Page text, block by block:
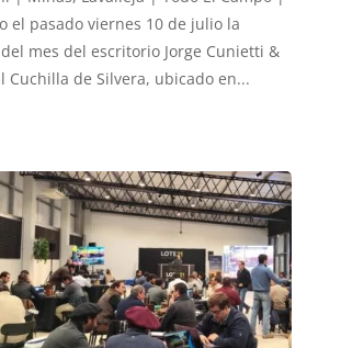
el pasado viernes 10 de julio la
mes del escritorio Jorge Cunietti &
Cuchilla de Silvera, ubicado en...